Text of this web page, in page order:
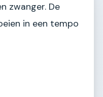
zwanger. De
in een tempo